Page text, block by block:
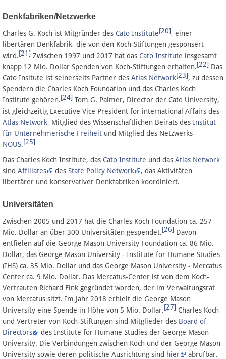
Denkfabriken/Netzwerke
Charles G. Koch ist Mitgründer des Cato Institute[20], einer
libertären Denkfabrik, die von den Koch-Stiftungen gesponsert
wird.[21] Zwischen 1997 und 2017 hat das Cato Institute insgesamt
knapp 12 Mio. Dollar Spenden von Koch-Stiftungen erhalten.[22] Das
Cato Insitute ist seinerseits Partner des Atlas Network[23], zu dessen
Spendern die Charles Koch Foundation und das Charles Koch
Institute gehören.[24] Tom G. Palmer, Director der Cato University,
ist gleichzeitig Executive Vice President for international Affairs des
Atlas Network, Mitglied des Wissenschaftlichen Beirats des Institut
für Unternehmerische Freiheit und Mitglied des Netzwerks
NOUS.[25]
Das Charles Koch Institute, das Cato Institute und das Atlas Network
sind Affiliates des State Policy Network
, das Aktivitäten
libertärer und konservativer Denkfabriken koordiniert.
Universitäten
Zwischen 2005 und 2017 hat die Charles Koch Foundation ca. 257
Mio. Dollar an über 300 Universitäten gespendet.[26] Davon
entfielen auf die George Mason University Foundation ca. 86 Mio.
Dollar, das George Mason University - Institute for Humane Studies
(IHS) ca. 35 Mio. Dollar und das George Mason University - Mercatus
Center ca. 9 Mio. Dollar. Das Mercatus-Center ist von dem Koch-
Vertrauten Richard Fink gegründet worden, der im Verwaltungsrat
von Mercatus sitzt. Im Jahr 2018 erhielt die George Mason
University eine Spende in Höhe von 5 Mio. Dollar.[27] Charles Koch
und Vertreter von Koch-Stiftungen sind Mitglieder des Board of
Directors
des Institute for Humane Studies der George Mason
University. Die Verbindungen zwischen Koch und der George Mason
University sowie deren politische Ausrichtung sind hier
abrufbar.